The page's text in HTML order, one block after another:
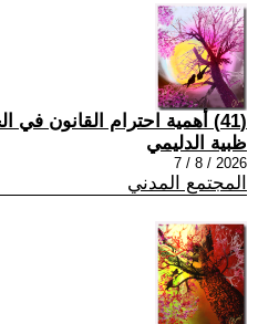
(41) أهمية احترام القانون في الحياة اليومية
ظبية الدليمي
2026 / 8 / 7
المجتمع المدني